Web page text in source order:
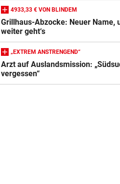
4933,33 € VON BLINDEM
Grillhaus-Abzocke: Neuer Name,
weiter geht‘s
„EXTREM ANSTRENGEND“
Arzt auf Auslandsmission:
vergessen“